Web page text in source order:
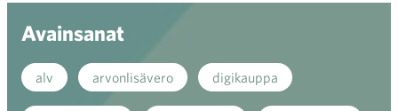
Avainsanat
alv arvonlisävero digikauppa